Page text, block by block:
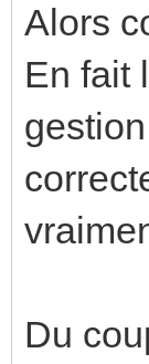
Alors
En fait
Du